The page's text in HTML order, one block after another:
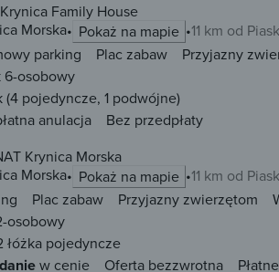
Family House
Morska
Pokaż na mapie 11 km od Piask
parking
Plac zabaw
Przyjazny
6-osobowy
(4 pojedyncze, 1 podwójne)
anulacja
Bez przedpłaty
Krynica Morska
Morska
Pokaż na mapie 11 km od Piask
Plac zabaw Przyjazny zwierzętom
osobowy
łóżka pojedyncze
w cenie Oferta bezzwrotna